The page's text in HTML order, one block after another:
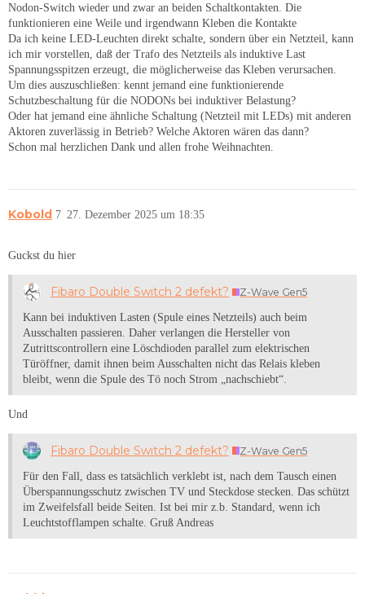
Nodon-Switch wieder und zwar an beiden Schaltkontakten. Die
funktionieren eine Weile und irgendwann Kleben die Kontakte
Da ich keine LED-Leuchten direkt schalte, sondern über ein Netzteil, kann
ich mir vorstellen, daß der Trafo des Netzteils als induktive Last
Spannungsspitzen erzeugt, die möglicherweise das Kleben verursachen.
Um dies auszuschließen: kennt jemand eine funktionierende
Schutzbeschaltung für die NODONs bei induktiver Belastung?
Oder hat jemand eine ähnliche Schaltung (Netzteil mit LEDs) mit anderen
Aktoren zuverlässig in Betrieb? Welche Aktoren wären das dann?
Schon mal herzlichen Dank und allen frohe Weihnachten.
Kobold 27. Dezember 2025 um 18:35
7
Guckst du hier
Fibaro Double Switch 2 defekt? Z-Wave Gen5
Kann bei induktiven Lasten (Spule eines Netzteils) auch beim
Ausschalten passieren. Daher verlangen die Hersteller von
Zutrittscontrollern eine Löschdioden parallel zum elektrischen
Türöffner, damit ihnen beim Ausschalten nicht das Relais kleben
bleibt, wenn die Spule des Tö noch Strom „nachschiebt“.
Und
Fibaro Double Switch 2 defekt? Z-Wave Gen5
Für den Fall, dass es tatsächlich verklebt ist, nach dem Tausch einen
Überspannungsschutz zwischen TV und Steckdose stecken. Das schützt
im Zweifelsfall beide Seiten. Ist bei mir z.b. Standard, wenn ich
Leuchtstofflampen schalte. Gruß Andreas